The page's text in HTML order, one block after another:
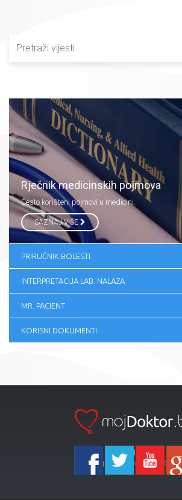
Rječnik medicinskih pojmova
Često korišteni pojmovi u medicini.
SAZNAJ VIŠE
PRIRUČNIK BOLESTI
INTERPRETACIJA LAB. NALAZA
MR. PACIENT
KORISNI DOKUMENTI
Ka-Agencija
Copyright 2026 All Right